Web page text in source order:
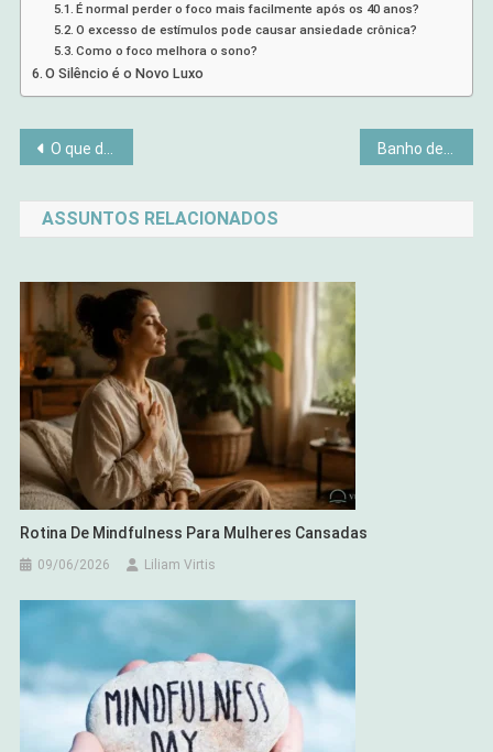
É normal perder o foco mais facilmente após os 40 anos?
O excesso de estímulos pode causar ansiedade crônica?
Como o foco melhora o sono?
O Silêncio é o Novo Luxo
Navegação
de
Post
O que diferencia uma viagem comum de uma pausa consciente
ASSUNTOS RELACIONADOS
Rotina De Mindfulness Para Mulheres Cansadas
09/06/2026 Liliam Virtis